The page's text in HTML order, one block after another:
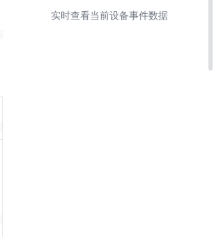
实时查看当前设备事件数据